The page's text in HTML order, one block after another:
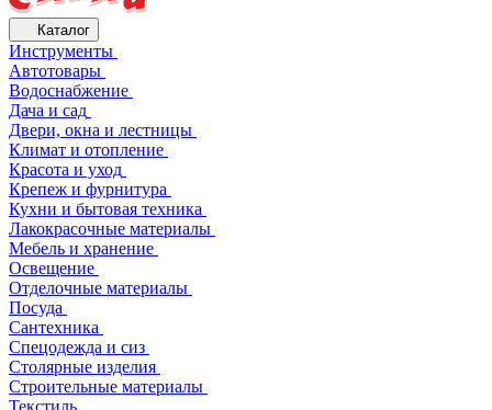
Каталог
Инструменты
Автотовары
Водоснабжение
Дача и сад
Двери, окна и лестницы
Климат и отопление
Красота и уход
Крепеж и фурнитура
Кухни и бытовая техника
Лакокрасочные материалы
Мебель и хранение
Освещение
Отделочные материалы
Посуда
Сантехника
Спецодежда и сиз
Столярные изделия
Строительные материалы
Текстиль